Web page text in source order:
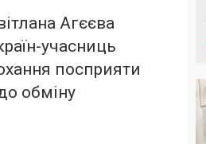
Агєєва
учасниць
посприяти
обміну